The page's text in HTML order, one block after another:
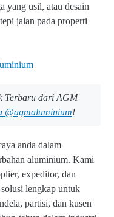
yang usil, atau desain
jalan pada properti
Terbaru dari AGM
@agmaluminium!
anda dalam
aluminium. Kami
expeditor, dan
lengkap untuk
partisi, dan kusen